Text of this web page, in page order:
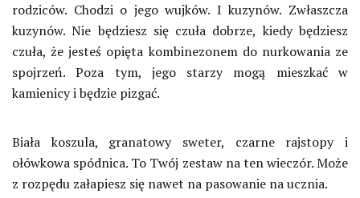
rodziców. Chodzi o jego wujków. I kuzynów. Zwłaszcza
kuzynów. Nie będziesz się czuła dobrze, kiedy będziesz
czuła, że jesteś opięta kombinezonem do nurkowania ze
spojrzeń. Poza tym, jego starzy mogą mieszkać w
kamienicy i będzie pizgać.
Biała koszula, granatowy sweter, czarne rajstopy i
ołówkowa spódnica. To Twój zestaw na ten wieczór. Może
z rozpędu załapiesz się nawet na pasowanie na ucznia.